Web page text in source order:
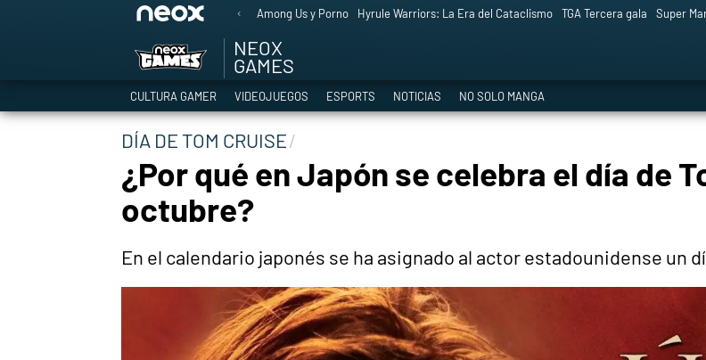
Among Us y Porno Hyrule Warriors: La Era del Cataclismo TGA Tercera gala Super
NEOX
GAMES
CULTURA GAMER VIDEOJUEGOS ESPORTS NOTICIAS NO SOLO MANGA
DÍA DE TOM CRUISE
¿Por qué en Japón se celebra el día de
octubre?
En el calendario japonés se ha asignado al actor estadounidense un